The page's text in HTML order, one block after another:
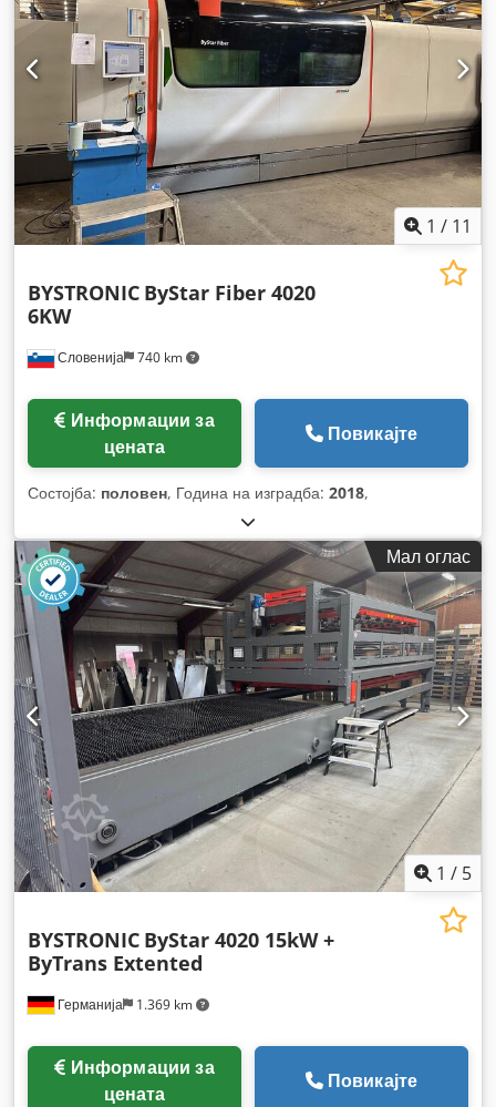
1 / 11
Словенија 740 km
BYSTRONIC ByStar Fiber 4020
6KW
цената
Повикајте
Состојба: половен, Година на изградба: 2018,
Мал оглас
1 / 5
Германија 1.369 km
BYSTRONIC ByStar 4020 15kW +
ByTrans Extented
цената
Повикајте